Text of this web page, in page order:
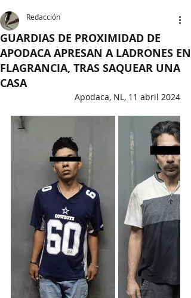
GUARDIAS DE PROXIMIDAD DE
APODACA APRESAN A LADRONES EN
FLAGRANCIA, TRAS SAQUEAR UNA
CASA
Redacción
Apodaca, NL, 11 abril 2024